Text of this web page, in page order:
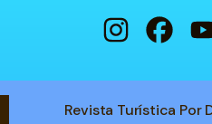
Revista Turística Por